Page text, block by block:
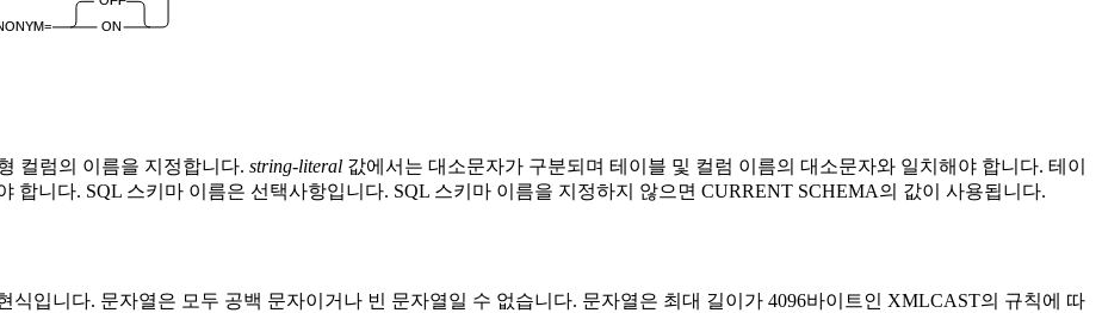
ON
컬럼의 이름을 지정합니다. string-literal 값에서는 대소문자가 구분되며 테이블 및 컬럼 이름의 대소문자와 일치해야 합니다. 테이
합니다. SQL 스키마 이름은 선택사항입니다. SQL 스키마 이름을 지정하지 않으면 CURRENT SCHEMA의 값이 사용됩니다.
식입니다. 문자열은 모두 공백 문자이거나 빈 문자열일 수 없습니다. 문자열은 최대 길이가 4096바이트인 XMLCAST의 규칙에 따